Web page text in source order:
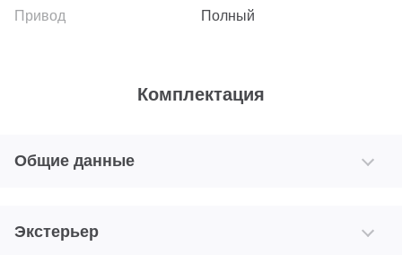
Полный
Комплектация
Общие данные
Экстерьер